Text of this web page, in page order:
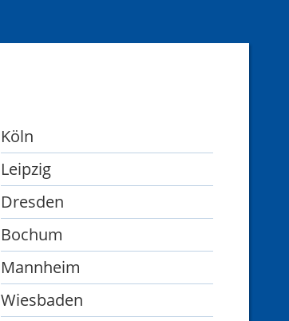
Köln
Leipzig
Dresden
Bochum
Mannheim
Wiesbaden